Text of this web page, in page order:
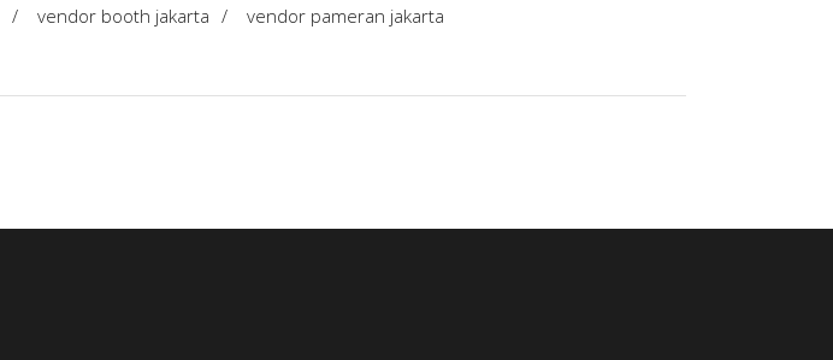
/ vendor booth jakarta / vendor pameran jakarta